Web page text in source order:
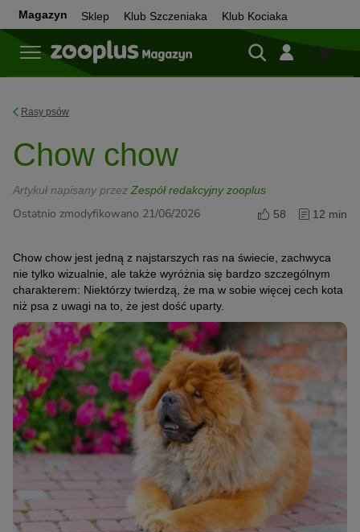
Magazyn Sklep Klub Szczeniaka Klub Kociaka
Sklep
Rasy psów
Chow chow
Artykuł napisany przez Zespół redakcyjny zooplus
Ostatnio zmodyfikowano 21/06/2026 58 12 min
Chow chow jest jedną z najstarszych ras na świecie, zachwyca
nie tylko wizualnie, ale także wyróżnia się bardzo szczególnym
charakterem: Niektórzy twierdzą, że ma w sobie więcej cech kota
niż psa z uwagi na to, że jest dość uparty.